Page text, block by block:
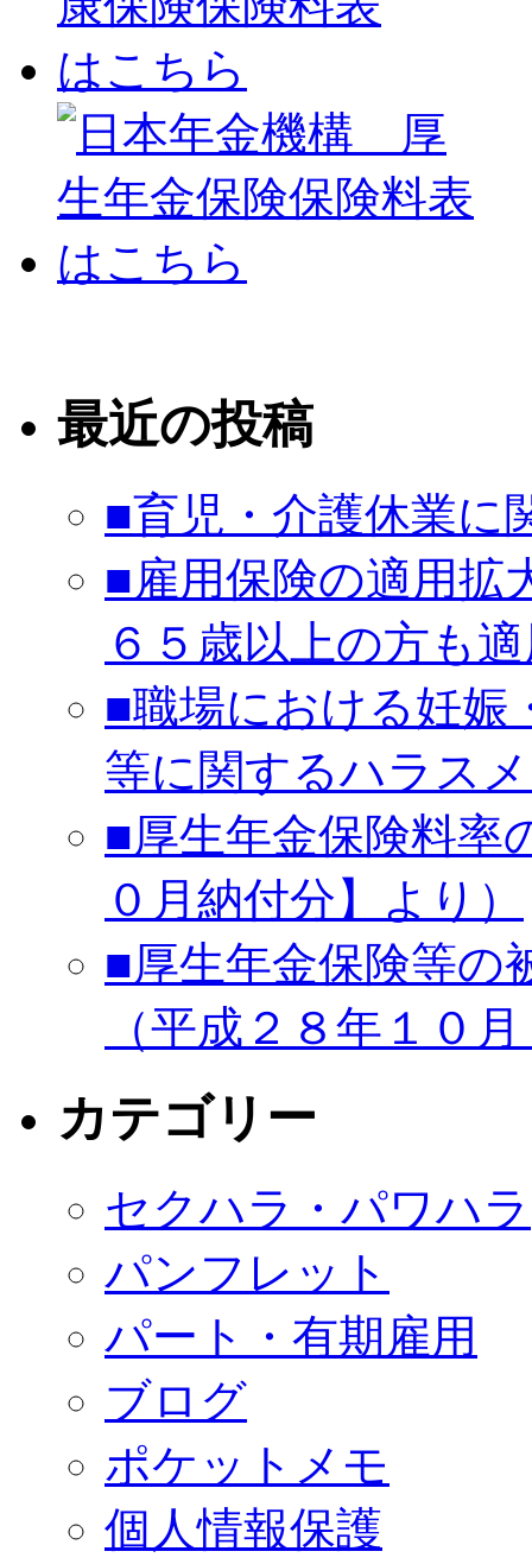
最近の投稿
■育児・介護休業に
■雇用保険の適用拡
６５歳以上の方も
■職場における妊娠
等に関するハラス
■厚生年金保険料率
０月納付分】より）
■厚生年金保険等の
（平成２８年１０
カテゴリー
セクハラ・パワハラ
パンフレット
パート・有期雇用
ブログ
ポケットメモ
個人情報保護